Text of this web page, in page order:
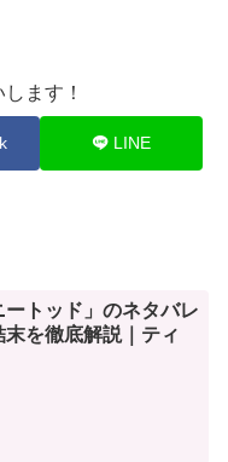
ます！
LINE
ートッド」のネタバレ
末を徹底解説｜ティ